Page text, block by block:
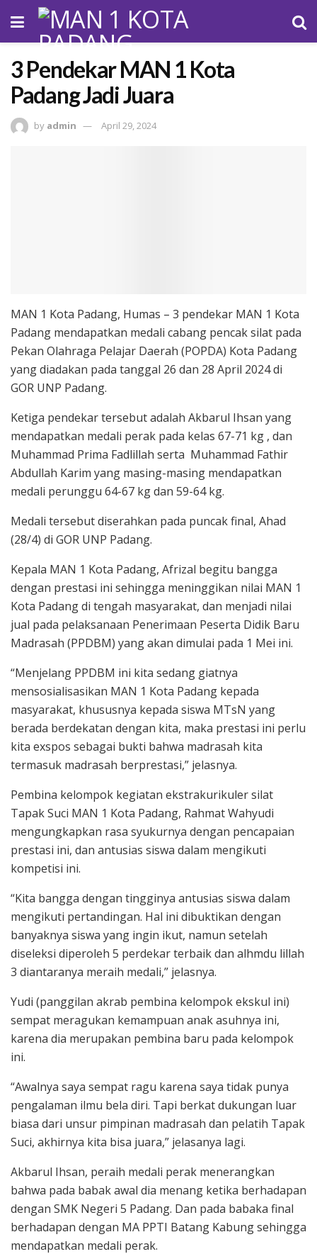
3 Pendekar MAN 1 Kota
Padang Jadi Juara
by admin April 29, 2024
MAN 1 Kota Padang, Humas – 3 pendekar MAN 1 Kota
Padang mendapatkan medali cabang pencak silat pada
Pekan Olahraga Pelajar Daerah (POPDA) Kota Padang
yang diadakan pada tanggal 26 dan 28 April 2024 di
GOR UNP Padang.
Ketiga pendekar tersebut adalah Akbarul Ihsan yang
mendapatkan medali perak pada kelas 67-71 kg , dan
Muhammad Prima Fadlillah serta Muhammad Fathir
Abdullah Karim yang masing-masing mendapatkan
medali perunggu 64-67 kg dan 59-64 kg.
Medali tersebut diserahkan pada puncak final, Ahad
(28/4) di GOR UNP Padang.
Kepala MAN 1 Kota Padang, Afrizal begitu bangga
dengan prestasi ini sehingga meninggikan nilai MAN 1
Kota Padang di tengah masyarakat, dan menjadi nilai
jual pada pelaksanaan Penerimaan Peserta Didik Baru
Madrasah (PPDBM) yang akan dimulai pada 1 Mei ini.
“Menjelang PPDBM ini kita sedang giatnya
mensosialisasikan MAN 1 Kota Padang kepada
masyarakat, khususnya kepada siswa MTsN yang
berada berdekatan dengan kita, maka prestasi ini perlu
kita exspos sebagai bukti bahwa madrasah kita
termasuk madrasah berprestasi,” jelasnya.
Pembina kelompok kegiatan ekstrakurikuler silat
Tapak Suci MAN 1 Kota Padang, Rahmat Wahyudi
mengungkapkan rasa syukurnya dengan pencapaian
prestasi ini, dan antusias siswa dalam mengikuti
kompetisi ini.
“Kita bangga dengan tingginya antusias siswa dalam
mengikuti pertandingan. Hal ini dibuktikan dengan
banyaknya siswa yang ingin ikut, namun setelah
diseleksi diperoleh 5 perdekar terbaik dan alhmdu lillah
3 diantaranya meraih medali,” jelasnya.
Yudi (panggilan akrab pembina kelompok ekskul ini)
sempat meragukan kemampuan anak asuhnya ini,
karena dia merupakan pembina baru pada kelompok
ini.
“Awalnya saya sempat ragu karena saya tidak punya
pengalaman ilmu bela diri. Tapi berkat dukungan luar
biasa dari unsur pimpinan madrasah dan pelatih Tapak
Suci, akhirnya kita bisa juara,” jelasanya lagi.
Akbarul Ihsan, peraih medali perak menerangkan
bahwa pada babak awal dia menang ketika berhadapan
dengan SMK Negeri 5 Padang. Dan pada babaka final
berhadapan dengan MA PPTI Batang Kabung sehingga
mendapatkan medali perak.